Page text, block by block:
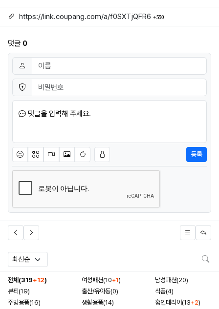
링크
https://link.coupang.com/a/f0SXTjQFR6 550회 연결
댓글 0
댓글쓰기
이름 필수
비밀번호 필수
댓글을 입력해 주세요.
이모티콘아이콘동영상이미지새댓글 작성
등록
전체(319+12) 여성패션(10+1)
남성패션(20)
뷰티(19)
출산/유아동(0)
식품(4)
주방용품(16)
생활용품(14) 홈인테리어(13+2)